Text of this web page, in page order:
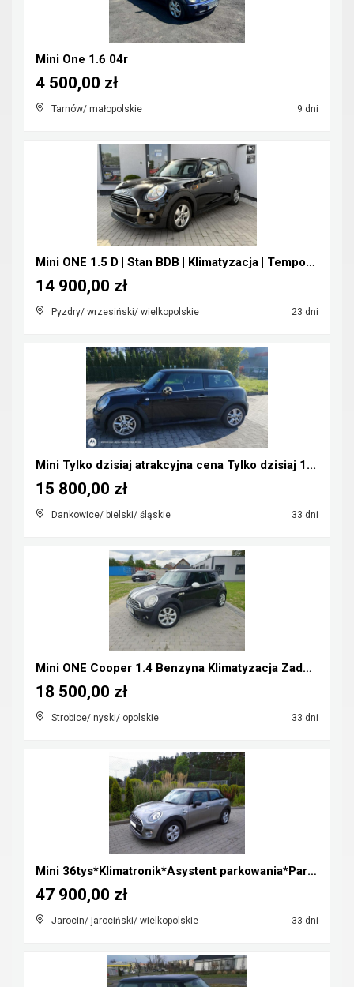
Mini One 1.6 04r
Tarnów/ małopolskie 9 dni
4 500,00 zł
Mini ONE 1.5 D | Stan BDB | Klimatyzacja | Tempoma...
Pyzdry/ wrzesiński/ wielkopolskie 23 dni
14 900,00 zł
Mini Tylko dzisiaj atrakcyjna cena Tylko dzisiaj 1...
Dankowice/ bielski/ śląskie 33 dni
15 800,00 zł
Mini ONE Cooper 1.4 Benzyna Klimatyzacja Zadbany R...
Strobice/ nyski/ opolskie 33 dni
18 500,00 zł
Mini 36tys*Klimatronik*Asystent parkowania*Parki p...
Jarocin/ jarociński/ wielkopolskie 33 dni
47 900,00 zł